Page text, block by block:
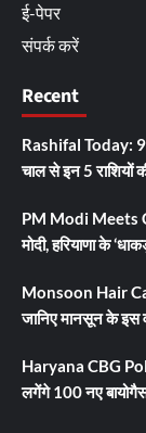
ई-पेपर
संपर्क करें
Recent
Rashifal Today: 9
चाल से इन 5 राशियों
PM Modi Meets
मोदी, हरियाणा के
Monsoon Hair
जानिए मानसून के
Haryana CBG
लगेंगे 100 नए